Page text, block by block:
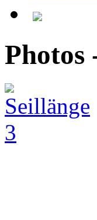
Photos